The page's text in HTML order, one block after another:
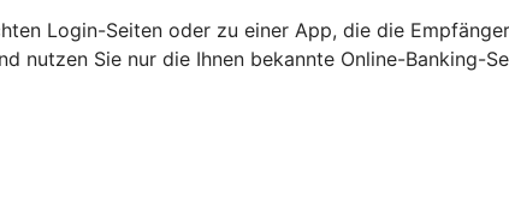
Login-Seiten oder zu einer App, die die
nutzen Sie nur die Ihnen bekannte Online-Banking-